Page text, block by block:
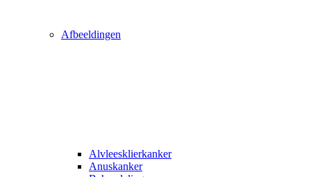
Afbeeldingen
Alvleesklierkanker
Anuskanker